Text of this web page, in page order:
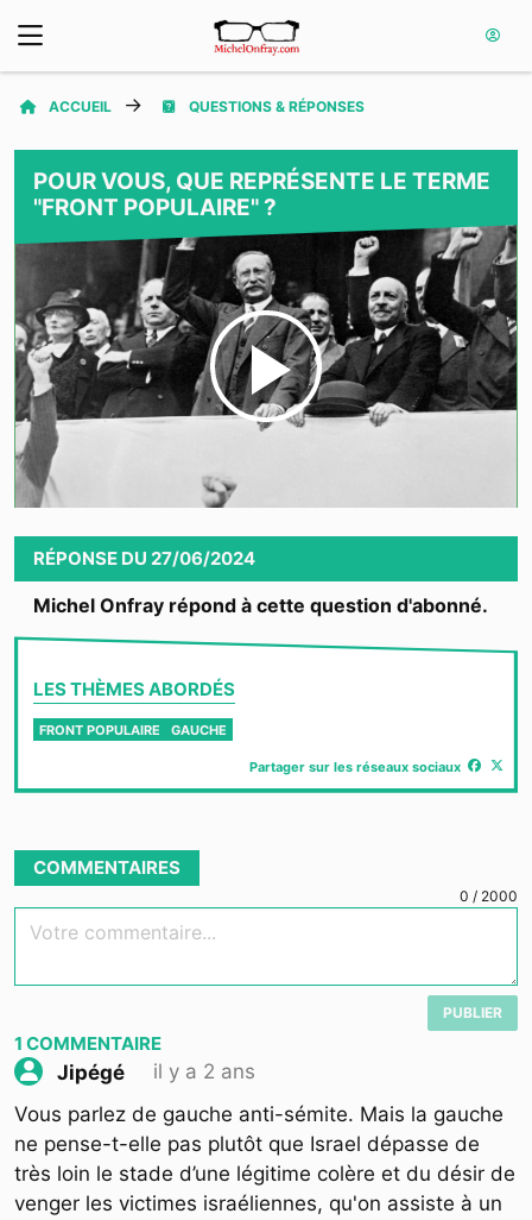
ACCUEIL QUESTIONS & RÉPONSES
POUR VOUS, QUE REPRÉSENTE LE TERME
"FRONT POPULAIRE" ?
Play
Video
RÉPONSE DU 27/06/2024
Michel Onfray répond à cette question d'abonné.
LES THÈMES ABORDÉS
FRONT POPULAIRE GAUCHE
Partager sur les réseaux sociaux
COMMENTAIRES
0 / 2000
Votre commentaire...
PUBLIER
1 COMMENTAIRE
Jipégé
il y a 2 ans
Vous parlez de gauche anti-sémite. Mais la gauche
ne pense-t-elle pas plutôt que Israel dépasse de
très loin le stade d’une légitime colère et du désir de
venger les victimes israéliennes, qu'on assiste à un